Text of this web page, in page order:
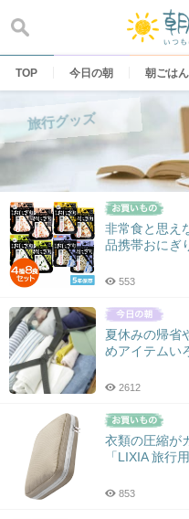
content
TOP 今日の朝 朝ごはん
旅行グッズ
非常食と思え
品携帯おにぎ
553
夏休みの帰省
めアイテムい
2612
衣類の圧縮が
「LIXIA 旅行
853